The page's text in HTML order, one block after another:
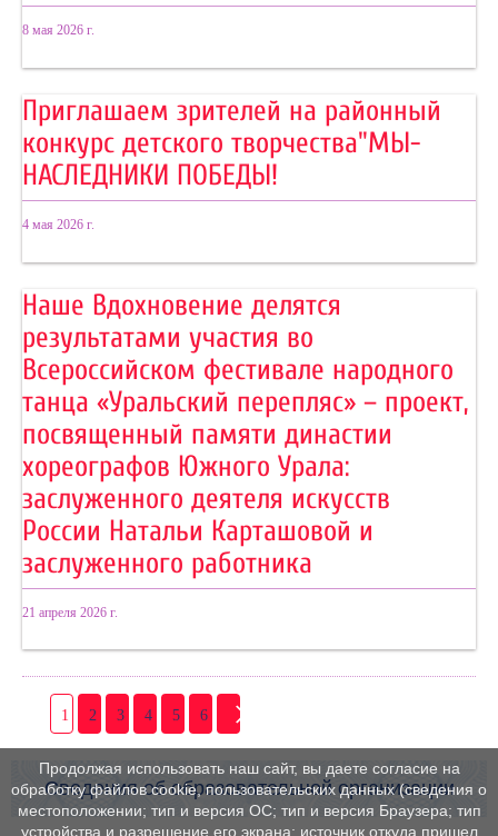
8 мая 2026 г.
Приглашаем зрителей на районный
конкурс детского творчества"МЫ-
НАСЛЕДНИКИ ПОБЕДЫ!
4 мая 2026 г.
Наше Вдохновение делятся
результатами участия во
Всероссийском фестивале народного
танца «Уральский перепляс» – проект,
посвященный памяти династии
хореографов Южного Урала:
заслуженного деятеля искусств
России Натальи Карташовой и
заслуженного работника
21 апреля 2026 г.
1 2 3 4 5 6
Сведения об образовательной организации
Продолжая использовать наш сайт, вы даете согласие на
обработку файлов cookie, пользовательских данных (сведения о
местоположении; тип и версия ОС; тип и версия Браузера; тип
устройства и разрешение его экрана; источник откуда пришел